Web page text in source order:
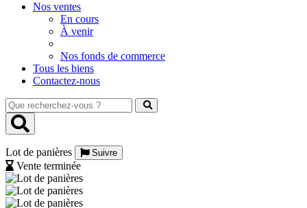
Nos ventes
En cours
À venir
Nos fonds de commerce
Tous les biens
Contactez-nous
Que
recherchez-
vous
Lot de panières
Suivre
Vente terminée